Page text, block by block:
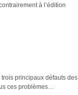
à l’édition
trois principaux défauts des
ces problèmes…